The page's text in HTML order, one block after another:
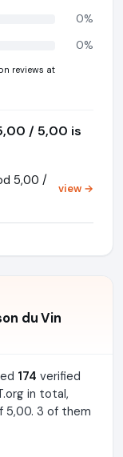
0%
0%
reviews at
/ 5,00 is
5,00 /
view →
du Vin
174 verified
in total,
5,00. 3 of them